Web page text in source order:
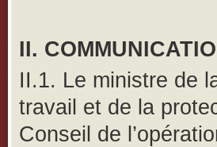
II.
II.1. Le ministre de
travail et de la
Conseil de